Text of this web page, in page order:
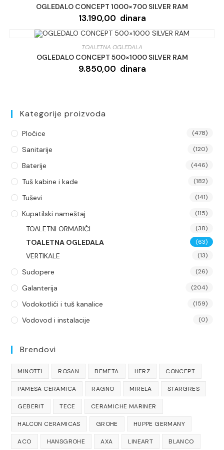
OGLEDALO CONCEPT 1000×700 SILVER RAM
13.190,00 dinara
TOALETNA OGLEDALA
OGLEDALO CONCEPT 500×1000 SILVER RAM
9.850,00 dinara
Kategorije proizvoda
Pločice (478)
Sanitarije (120)
Baterije (446)
Tuš kabine i kade (182)
Tuševi (141)
Kupatilski nameštaj (115)
TOALETNI ORMARIĆI (38)
TOALETNA OGLEDALA (63)
VERTIKALE (13)
Sudopere (26)
Galanterija (204)
Vodokotlići i tuš kanalice (159)
Vodovod i instalacije (0)
Brendovi
MINOTTI ROSAN BEMETA HERZ CONCEPT
PAMESA CERAMICA RAGNO MIRELA STARGRES
GEBERIT TECE CERAMICHE MARINER
HALCON CERAMICAS GROHE HUPPE GERMANY
ACO HANSGROHE AXA LINEART BLANCO